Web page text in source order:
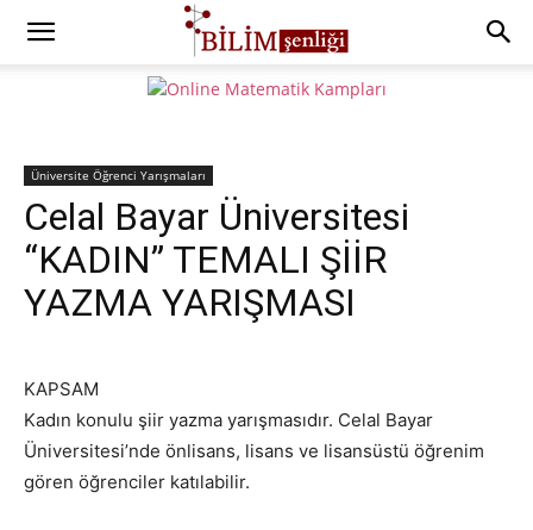
Üniversite Öğrenci Yarışmaları
Celal Bayar Üniversitesi
“KADIN” TEMALI ŞİİR
YAZMA YARIŞMASI
KAPSAM
Kadın konulu şiir yazma yarışmasıdır. Celal Bayar
Üniversitesi’nde önlisans, lisans ve lisansüstü öğrenim
gören öğrenciler katılabilir.